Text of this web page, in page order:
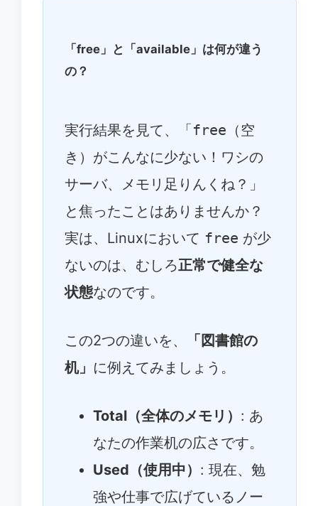
「free」と「available」は何が違う
の？
実行結果を見て、「free （空
き）がこんなに少ない！ワシの
サーバ、メモリ足りんくね？」
と焦ったことはありませんか？
実は、Linuxにおいて free が少
ないのは、むしろ正常で健全な
状態なのです。
この2つの違いを、
「図書館の
机」 に例えてみましょう。
Total（全体のメモリ） : あ
なたの作業机の広さです。
Used（使用中） : 現在、勉
強や仕事で広げているノー